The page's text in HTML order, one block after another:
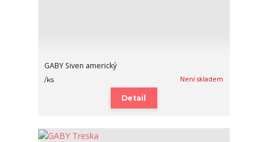
GABY Siven americký
/ks Není skladem
Detail